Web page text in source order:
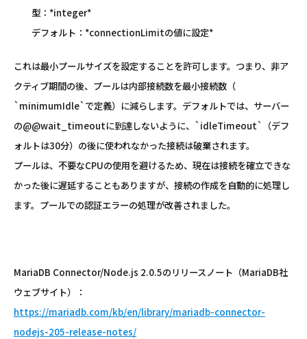
型：*integer*
デフォルト：*connectionLimitの値に設定*
これは最小プールサイズを設定することを許可します。つまり、非ア
クティブ期間の後、プールは内部接続数を最小接続数（
`minimumIdle`で定義）に減らします。デフォルトでは、サーバー
の@@wait_timeoutに到達しないように、`idleTimeout`（デフ
ォルトは30分）の後に使われなかった接続は破棄されます。
プールは、不要なCPUの使用を避けるため、現在は接続を確立できな
かった後に遅延することもありますが、接続の作成を自動的に処理し
ます。プールでの認証エラーの処理が改善されました。
MariaDB Connector/Node.js 2.0.5のリリースノート（MariaDB社
ウェブサイト）：
https://mariadb.com/kb/en/library/mariadb-connector-
nodejs-205-release-notes/